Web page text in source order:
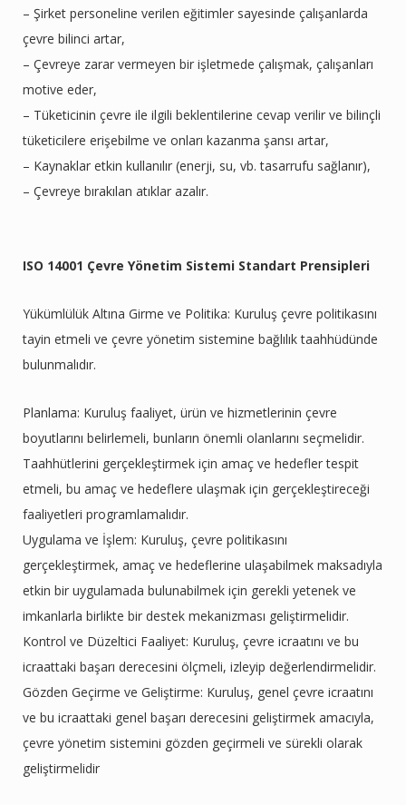
– Şirket personeline verilen eğitimler sayesinde çalışanlarda
çevre bilinci artar,
– Çevreye zarar vermeyen bir işletmede çalışmak, çalışanları
motive eder,
– Tüketicinin çevre ile ilgili beklentilerine cevap verilir ve bilinçli
tüketicilere erişebilme ve onları kazanma şansı artar,
– Kaynaklar etkin kullanılır (enerji, su, vb. tasarrufu sağlanır),
– Çevreye bırakılan atıklar azalır.
ISO 14001 Çevre Yönetim Sistemi Standart Prensipleri
Yükümlülük Altına Girme ve Politika: Kuruluş çevre politikasını
tayin etmeli ve çevre yönetim sistemine bağlılık taahhüdünde
bulunmalıdır.
Planlama: Kuruluş faaliyet, ürün ve hizmetlerinin çevre
boyutlarını belirlemeli, bunların önemli olanlarını seçmelidir.
Taahhütlerini gerçekleştirmek için amaç ve hedefler tespit
etmeli, bu amaç ve hedeflere ulaşmak için gerçekleştireceği
faaliyetleri programlamalıdır.
Uygulama ve İşlem: Kuruluş, çevre politikasını
gerçekleştirmek, amaç ve hedeflerine ulaşabilmek maksadıyla
etkin bir uygulamada bulunabilmek için gerekli yetenek ve
imkanlarla birlikte bir destek mekanizması geliştirmelidir.
Kontrol ve Düzeltici Faaliyet: Kuruluş, çevre icraatını ve bu
icraattaki başarı derecesini ölçmeli, izleyip değerlendirmelidir.
Gözden Geçirme ve Geliştirme: Kuruluş, genel çevre icraatını
ve bu icraattaki genel başarı derecesini geliştirmek amacıyla,
çevre yönetim sistemini gözden geçirmeli ve sürekli olarak
geliştirmelidir